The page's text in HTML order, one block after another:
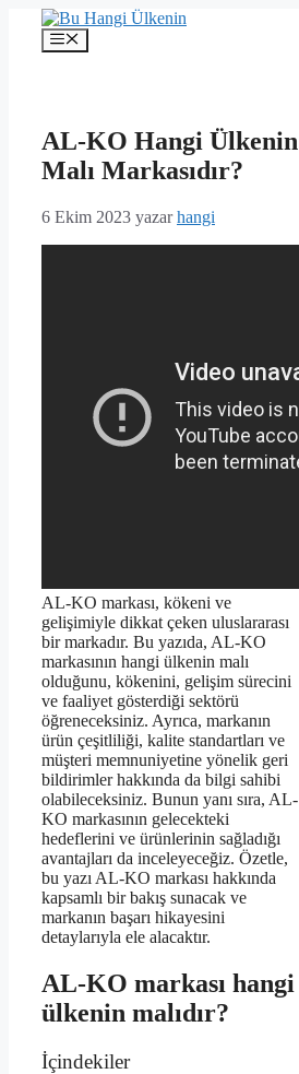
İçeriğe
Menü
AL-KO Hangi Ülkenin
Malı Markasıdır?
6 Ekim 2023 yazarhangi
AL-KO markası, kökeni ve
gelişimiyle dikkat çeken uluslararası
bir markadır. Bu yazıda, AL-KO
markasının hangi ülkenin malı
olduğunu, kökenini, gelişim sürecini
ve faaliyet gösterdiği sektörü
öğreneceksiniz. Ayrıca, markanın
ürün çeşitliliği, kalite standartları ve
müşteri memnuniyetine yönelik geri
bildirimler hakkında da bilgi sahibi
olabileceksiniz. Bunun yanı sıra, AL-
KO markasının gelecekteki
hedeflerini ve ürünlerinin sağladığı
avantajları da inceleyeceğiz. Özetle,
bu yazı AL-KO markası hakkında
kapsamlı bir bakış sunacak ve
markanın başarı hikayesini
detaylarıyla ele alacaktır.
AL-KO markası hangi
ülkenin malıdır?
İçindekiler